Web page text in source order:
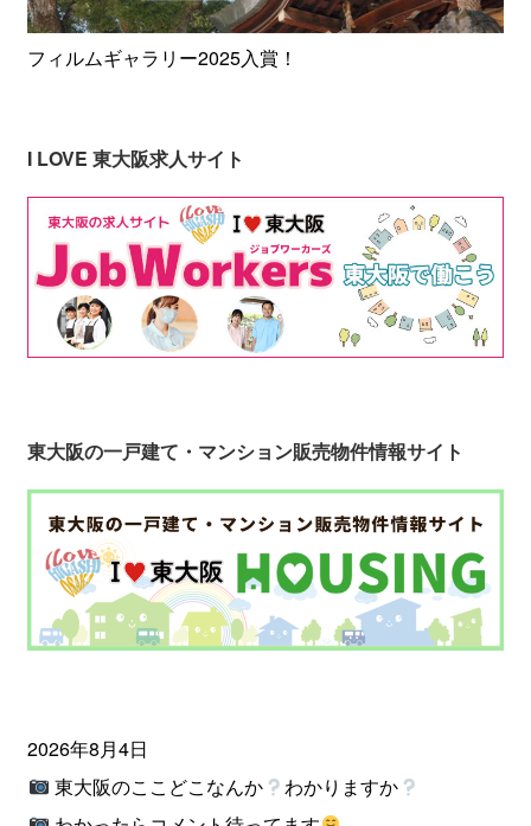
フィルムギャラリー2025入賞！
I LOVE 東大阪求人サイト
東大阪の一戸建て・マンション販売物件情報サイト
2026年8月4日
東大阪のここどこなんか
わかりますか